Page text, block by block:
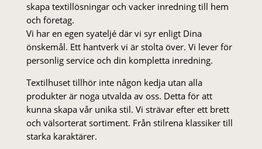
skapa textillösningar och vacker inredning till hem
och företag.
Vi har en egen syateljé där vi syr enligt Dina
önskemål. Ett hantverk vi är stolta över. Vi lever för
personlig service och din kompletta inredning.
Textilhuset tillhör inte någon kedja utan alla
produkter är noga utvalda av oss. Detta för att
kunna skapa vår unika stil. Vi strä­var efter ett brett
och välsorterat sor­ti­ment. Från stil­rena klas­siker till
starka karaktärer.